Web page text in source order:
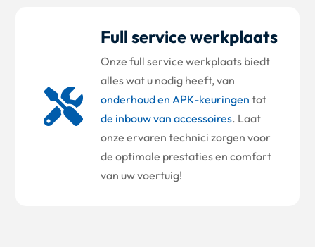

Full service werkplaats
Onze full service werkplaats biedt
alles wat u nodig heeft, van
onderhoud en APK-keuringen tot
de inbouw van accessoires. Laat
onze ervaren technici zorgen voor
de optimale prestaties en comfort
van uw voertuig!